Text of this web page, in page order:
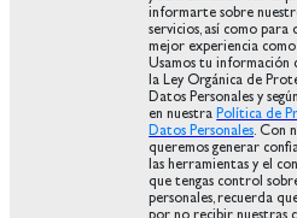
informarte sobre
servicios, así como para
mejor experiencia
Usamos tu información
la Ley Orgánica de
Datos Personales y
en nuestraPolítica de
Datos Personales. Con
queremos generar
las herramientas y el
que tengas control
personales, recuerda